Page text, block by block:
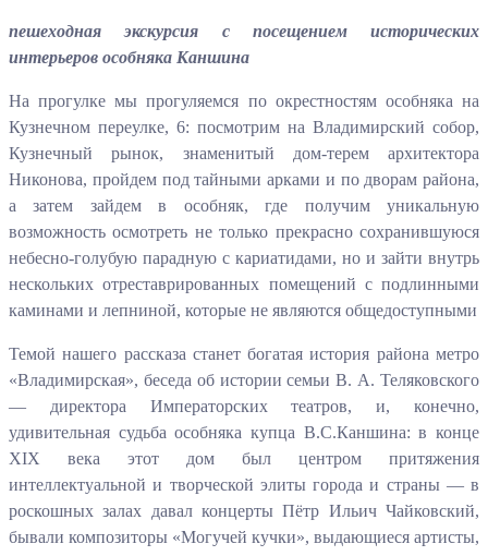
пешеходная экскурсия с посещением исторических
интерьеров особняка Каншина
На прогулке мы прогуляемся по окрестностям особняка на
Кузнечном переулке, 6: посмотрим на Владимирский собор,
Кузнечный рынок, знаменитый дом-терем архитектора
Никонова, пройдем под тайными арками и по дворам района,
а затем зайдем в особняк, где получим уникальную
возможность осмотреть не только прекрасно сохранившуюся
небесно-голубую парадную с кариатидами, но и зайти внутрь
нескольких отреставрированных помещений с подлинными
каминами и лепниной, которые не являются общедоступными
Темой нашего рассказа станет богатая история района метро
«Владимирская», беседа об истории семьи В. А. Теляковского
— директора Императорских театров, и, конечно,
удивительная судьба особняка купца В.С.Каншина: в конце
XIX века этот дом был центром притяжения
интеллектуальной и творческой элиты города и страны — в
роскошных залах давал концерты Пётр Ильич Чайковский,
бывали композиторы «Могучей кучки», выдающиеся артисты,